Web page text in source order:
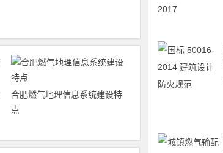
合肥燃气地理信息系统建设特
点